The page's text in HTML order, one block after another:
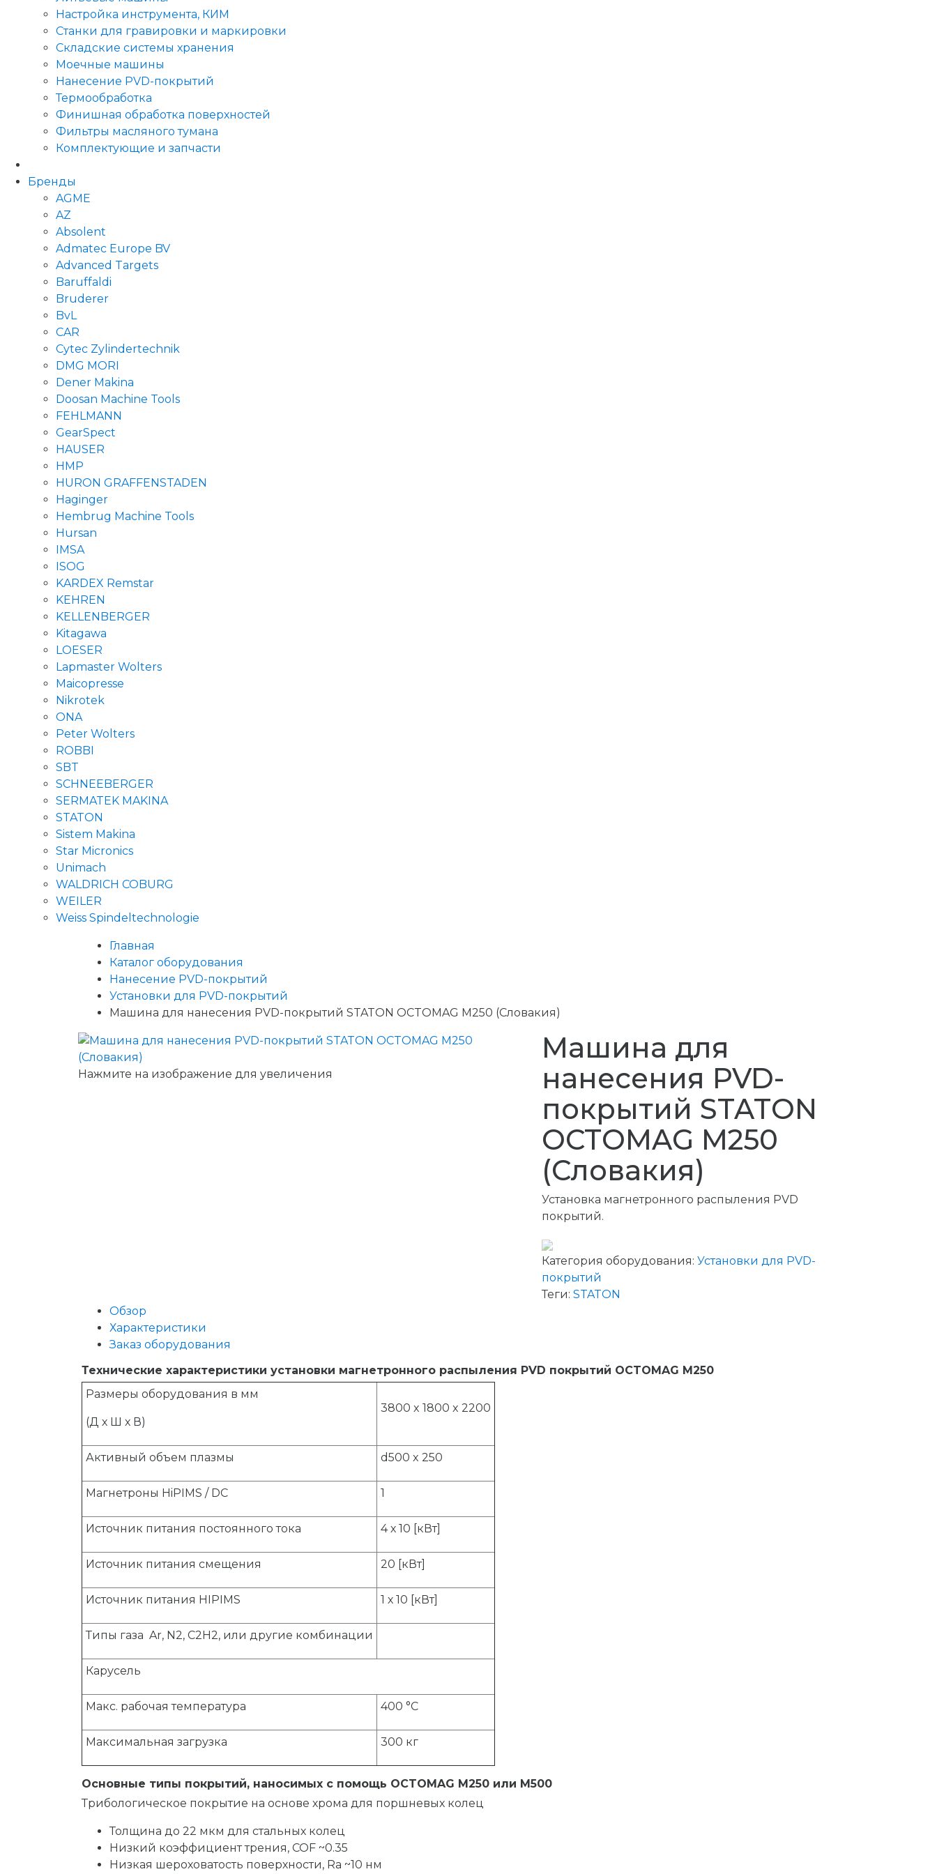
Настройка инструмента, КИМ
Станки для гравировки и маркировки
Складские системы хранения
Моечные машины
Нанесение PVD-покрытий
Термообработка
Финишная обработка поверхностей
Фильтры масляного тумана
Комплектующие и запчасти
Бренды
AGME
AZ
Absolent
Admatec Europe BV
Advanced Targets
Baruffaldi
Bruderer
BvL
CAR
Cytec Zylindertechnik
DMG MORI
Dener Makina
Doosan Machine Tools
FEHLMANN
GearSpect
HAUSER
HMP
HURON GRAFFENSTADEN
Haginger
Hembrug Machine Tools
Hursan
IMSA
ISOG
KARDEX Remstar
KEHREN
KELLENBERGER
Kitagawa
LOESER
Lapmaster Wolters
Maicopresse
Nikrotek
ONA
Peter Wolters
ROBBI
SBT
SCHNEEBERGER
SERMATEK MAKINA
STATON
Sistem Makina
Star Micronics
Unimach
WALDRICH COBURG
WEILER
Weiss Spindeltechnologie
Главная
Каталог оборудования
Нанесение PVD-покрытий
Установки для PVD-покрытий
Машина для нанесения PVD-покрытий STATON OCTOMAG M250 (Словакия)
Нажмите на изображение для увеличения
Машина для
нанесения PVD-
покрытий STATON
OCTOMAG M250
(Словакия)
Установка магнетронного распыления PVD
покрытий.
Категория оборудования: Установки для PVD-
покрытий
Теги: STATON
Обзор
Характеристики
Заказ оборудования
Технические характеристики установки магнетронного распыления PVD покрытий OCTOMAG M250
Размеры оборудования в мм
(Д х Ш х В)
3800 x 1800 x 2200
Активный объем плазмы d500 x 250
Магнетроны HiPIMS / DC 1
Источник питания постоянного тока 4 х 10 [кВт]
Источник питания смещения 20 [кВт]
Источник питания HIPIMS 1 х 10 [кВт]
Типы газа Ar, N2, C2H2, или другие комбинации
Карусель
Макс. рабочая температура 400 °C
Максимальная загрузка 300 кг
Основные типы покрытий, наносимых с помощь OCTOMAG M250 или M500
Трибологическое покрытие на основе хрома для поршневых колец
Толщина до 22 мкм для стальных колец
Низкий коэффициент трения, COF ~0.35
Низкая шероховатость поверхности, Ra ~10 нм